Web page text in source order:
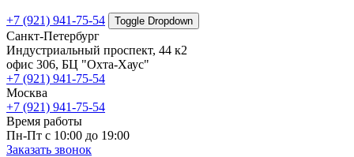
+7 (921) 941-75-54 Toggle Dropdown
Санкт-Петербург
Индустриальный проспект, 44 к2
офис 306, БЦ "Охта-Хаус"
+7 (921) 941-75-54
Москва
+7 (921) 941-75-54
Время работы
Пн-Пт с 10:00 до 19:00
Заказать звонок